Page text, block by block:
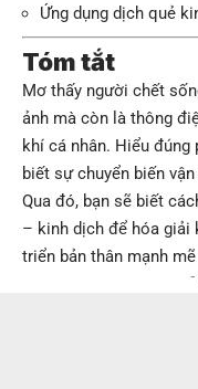
Ứng dụng dịch quẻ
Tóm tắt
Mơ thấy người chết
ảnh mà còn là thông
khí cá nhân. Hiểu đúng
biết sự chuyển biến
Qua đó, bạn sẽ biết
– kinh dịch để hóa giải
triển bản thân mạnh
-